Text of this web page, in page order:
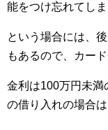
能をつけ忘れてしま
という場合には、
もあるので、カー
金利は100万円未満
の借り入れの場合